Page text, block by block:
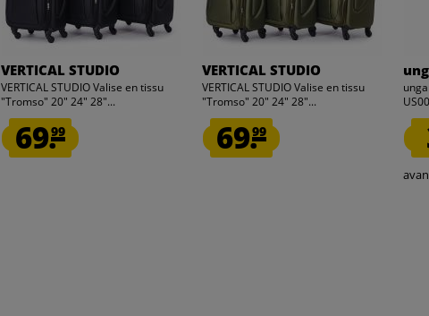
VERTICAL STUDIO
VERTICAL STUDIO Valise en tissu
"Tromso" 20" 24" 28"...
69.99
VERTICAL STUDIO
VERTICAL STUDIO Valise en tissu
"Tromso" 20" 24" 28"...
69.99